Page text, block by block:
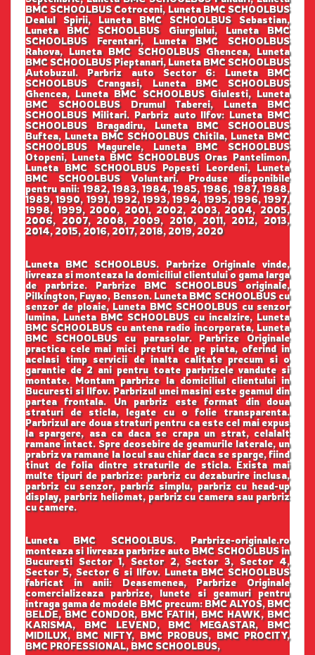
BMC SCHOOLBUS Cotroceni, Luneta BMC SCHOOLBUS
Dealul Spirii, Luneta BMC SCHOOLBUS Sebastian,
Luneta BMC SCHOOLBUS Giurgiului, Luneta BMC
SCHOOLBUS Ferentari, Luneta BMC SCHOOLBUS
Rahova, Luneta BMC SCHOOLBUS Ghencea, Luneta
BMC SCHOOLBUS Pieptanari, Luneta BMC SCHOOLBUS
Autobuzul. Parbriz auto Sector 6: Luneta BMC
SCHOOLBUS Crangasi, Luneta BMC SCHOOLBUS
Ghencea, Luneta BMC SCHOOLBUS Giulesti, Luneta
BMC SCHOOLBUS Drumul Taberei, Luneta BMC
SCHOOLBUS Militari. Parbriz auto Ilfov: Luneta BMC
SCHOOLBUS Bragadiru, Luneta BMC SCHOOLBUS
Buftea, Luneta BMC SCHOOLBUS Chitila, Luneta BMC
SCHOOLBUS Magurele, Luneta BMC SCHOOLBUS
Otopeni, Luneta BMC SCHOOLBUS Oras Pantelimon,
Luneta BMC SCHOOLBUS Popesti Leordeni, Luneta
BMC SCHOOLBUS Voluntari. Produse disponibile
pentru anii: 1982, 1983, 1984, 1985, 1986, 1987, 1988,
1989, 1990, 1991, 1992, 1993, 1994, 1995, 1996, 1997,
1998, 1999, 2000, 2001, 2002, 2003, 2004, 2005,
2006, 2007, 2008, 2009, 2010, 2011, 2012, 2013,
2014, 2015, 2016, 2017, 2018, 2019, 2020
Luneta BMC SCHOOLBUS. Parbrize Originale vinde,
livreaza si monteaza la domiciliul clientului o gama larga
de parbrize. Parbrize BMC SCHOOLBUS originale,
Pilkington, Fuyao, Benson. Luneta BMC SCHOOLBUS cu
senzor de ploaie, Luneta BMC SCHOOLBUS cu senzor
lumina, Luneta BMC SCHOOLBUS cu incalzire, Luneta
BMC SCHOOLBUS cu antena radio incorporata, Luneta
BMC SCHOOLBUS cu parasolar. Parbrize Originale
practica cele mai mici preturi de pe piata, oferind in
acelasi timp servicii de inalta calitate precum si o
garantie de 2 ani pentru toate parbrizele vandute si
montate. Montam parbrize la domiciliul clientului in
Bucuresti si Ilfov. Parbrizul unei masini este geamul din
partea frontala. Un parbriz este format din doua
straturi de sticla, legate cu o folie transparenta.
Parbrizul are doua straturi pentru ca este cel mai expus
la spargere, asa ca daca se crapa un strat, celalalt
ramane intact. Spre deosebire de geamurile laterale, un
prabriz va ramane la locul sau chiar daca se sparge, fiind
tinut de folia dintre straturile de sticla. Exista mai
multe tipuri de parbrize: parbriz cu dezaburire inclusa,
parbriz cu senzor, parbriz simplu, parbriz cu head-up
display, parbriz heliomat, parbriz cu camera sau parbriz
cu camere.
Luneta BMC SCHOOLBUS. Parbrize-originale.ro
monteaza si livreaza parbrize auto BMC SCHOOLBUS in
Bucuresti Sector 1, Sector 2, Sector 3, Sector 4,
Sector 5, Sector 6 si Ilfov. Luneta BMC SCHOOLBUS
fabricat in anii: Deasemenea, Parbrize Originale
comercializeaza parbrize, lunete si geamuri pentru
intraga gama de modele BMC precum: BMC ALYOS, BMC
BELDE, BMC CONDOR, BMC FATIH, BMC HAWK, BMC
KARISMA, BMC LEVEND, BMC MEGASTAR, BMC
MIDILUX, BMC NIFTY, BMC PROBUS, BMC PROCITY,
BMC PROFESSIONAL, BMC SCHOOLBUS,